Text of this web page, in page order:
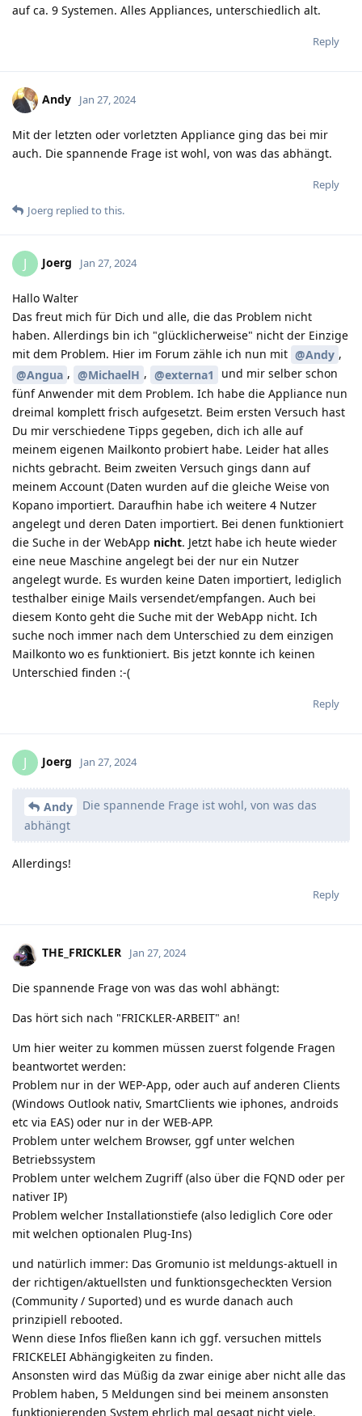
auf ca. 9 Systemen. Alles Appliances, unterschiedlich alt.
Reply
Andy Jan 27, 2024
Mit der letzten oder vorletzten Appliance ging das bei mir
auch. Die spannende Frage ist wohl, von was das abhängt.
Reply
Joerg replied to this.
J Joerg Jan 27, 2024
Hallo Walter
Das freut mich für Dich und alle, die das Problem nicht
haben. Allerdings bin ich "glücklicherweise" nicht der Einzige
mit dem Problem. Hier im Forum zähle ich nun mit @Andy ,
@Angua , @MichaelH , @externa1
und mir selber schon
fünf Anwender mit dem Problem. Ich habe die Appliance nun
dreimal komplett frisch aufgesetzt. Beim ersten Versuch hast
Du mir verschiedene Tipps gegeben, dich ich alle auf
meinem eigenen Mailkonto probiert habe. Leider hat alles
nichts gebracht. Beim zweiten Versuch gings dann auf
meinem Account (Daten wurden auf die gleiche Weise von
Kopano importiert. Daraufhin habe ich weitere 4 Nutzer
angelegt und deren Daten importiert. Bei denen funktioniert
die Suche in der WebApp nicht. Jetzt habe ich heute wieder
eine neue Maschine angelegt bei der nur ein Nutzer
angelegt wurde. Es wurden keine Daten importiert, lediglich
testhalber einige Mails versendet/empfangen. Auch bei
diesem Konto geht die Suche mit der WebApp nicht. Ich
suche noch immer nach dem Unterschied zu dem einzigen
Mailkonto wo es funktioniert. Bis jetzt konnte ich keinen
Unterschied finden :-(
Reply
J Joerg Jan 27, 2024
Andy
Die spannende Frage ist wohl, von was das
abhängt
Allerdings!
Reply
THE_FRICKLER Jan 27, 2024
Die spannende Frage von was das wohl abhängt:
Das hört sich nach "FRICKLER-ARBEIT" an!
Um hier weiter zu kommen müssen zuerst folgende Fragen
beantwortet werden:
Problem nur in der WEP-App, oder auch auf anderen Clients
(Windows Outlook nativ, SmartClients wie iphones, androids
etc via EAS) oder nur in der WEB-APP.
Problem unter welchem Browser, ggf unter welchen
Betriebssystem
Problem unter welchem Zugriff (also über die FQND oder per
nativer IP)
Problem welcher Installationstiefe (also lediglich Core oder
mit welchen optionalen Plug-Ins)
und natürlich immer: Das Gromunio ist meldungs-aktuell in
der richtigen/aktuellsten und funktionsgecheckten Version
(Community / Suported) und es wurde danach auch
prinzipiell rebooted.
Wenn diese Infos fließen kann ich ggf. versuchen mittels
FRICKELEI Abhängigkeiten zu finden.
Ansonsten wird das Müßig da zwar einige aber nicht alle das
Problem haben, 5 Meldungen sind bei meinem ansonsten
funktionierenden System ehrlich mal gesagt nicht viele.